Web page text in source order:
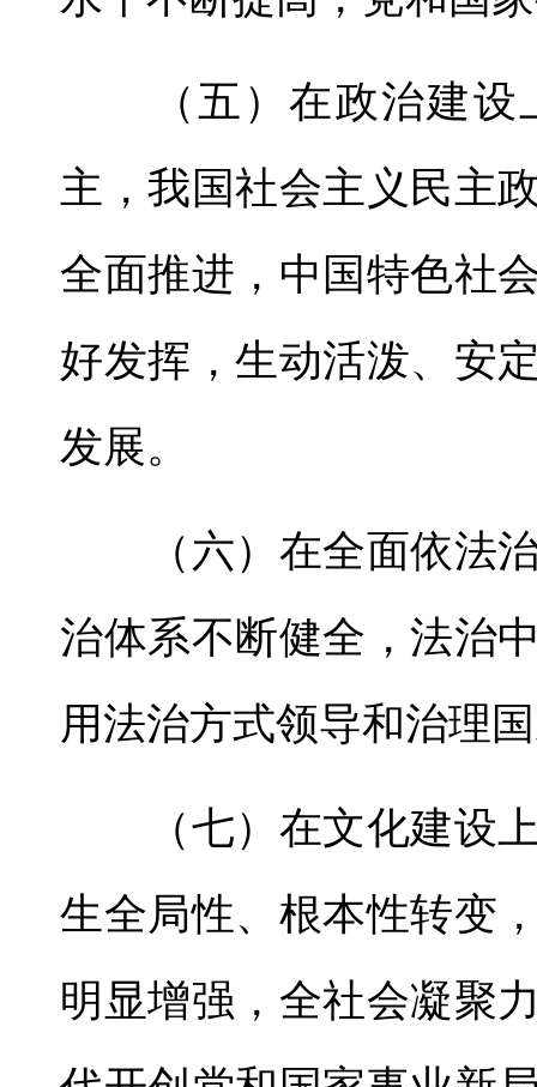
（五）在政治建设
主，我国社会主义民主
全面推进，中国特色社
好发挥，生动活泼、安
发展。
（六）在全面依法治
治体系不断健全，法治
用法治方式领导和治理
（七）在文化建设上
生全局性、根本性转变
明显增强，全社会凝聚